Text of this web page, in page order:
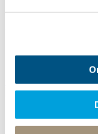
Czytaj więcej
1 lipca 2023 - 1
SPACERY